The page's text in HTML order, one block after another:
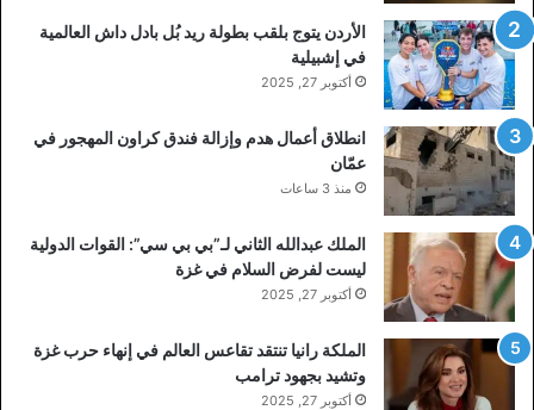
الأردن يتوج بلقب بطولة ريد بُل بادل داش العالمية
في إشبيلية
أكتوبر 27, 2025
انطلاق أعمال هدم وإزالة فندق كراون المهجور في
عمّان
منذ 3 ساعات
الملك عبدالله الثاني لـ”بي بي سي”: القوات الدولية
ليست لفرض السلام في غزة
أكتوبر 27, 2025
الملكة رانيا تنتقد تقاعس العالم في إنهاء حرب غزة
وتشيد بجهود ترامب
أكتوبر 27, 2025